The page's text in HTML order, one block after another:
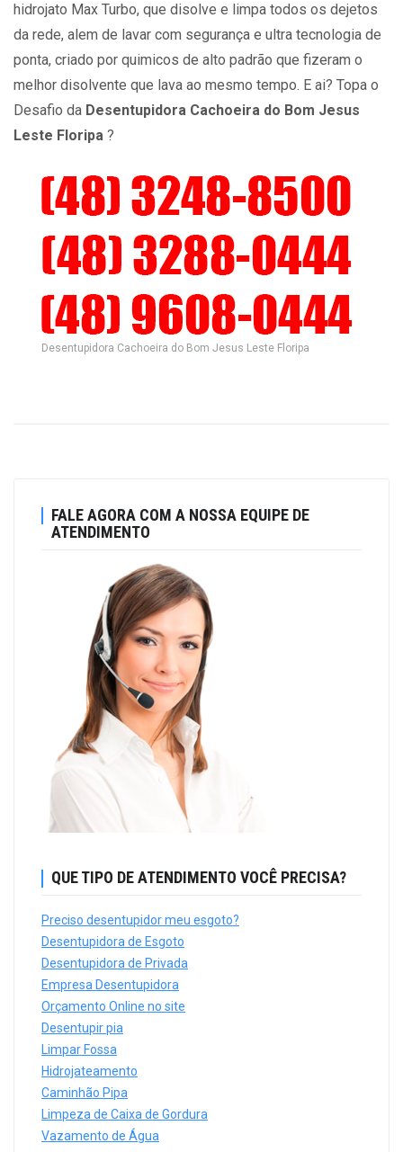
hidrojato Max Turbo, que disolve e limpa todos os dejetos
da rede, alem de lavar com segurança e ultra tecnologia de
ponta, criado por quimicos de alto padrão que fizeram o
melhor disolvente que lava ao mesmo tempo. E ai? Topa o
Desafio da Desentupidora Cachoeira do Bom Jesus
Leste Floripa ?
Desentupidora Cachoeira do Bom Jesus Leste Floripa
FALE AGORA COM A NOSSA EQUIPE DE
ATENDIMENTO
QUE TIPO DE ATENDIMENTO VOCÊ PRECISA?
Preciso desentupidor meu esgoto?
Desentupidora de Esgoto
Desentupidora de Privada
Empresa Desentupidora
Orçamento Online no site
Desentupir pia
Limpar Fossa
Hidrojateamento
Caminhão Pipa
Limpeza de Caixa de Gordura
Vazamento de Água